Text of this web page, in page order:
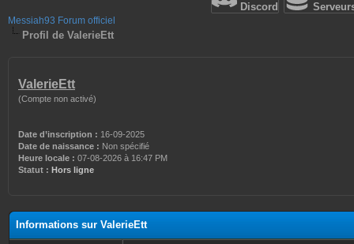
Discord
Messiah93 Forum officiel
Profil de ValerieEtt
ValerieEtt
(Compte non activé)
Date d’inscription : 16-09-2025
Date de naissance : Non spécifié
Heure locale : 07-08-2026 à 16:47 PM
Statut : Hors ligne
Informations sur ValerieEtt